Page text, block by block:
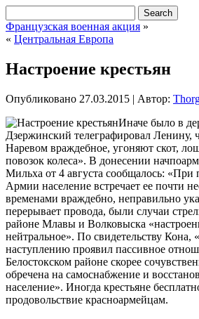
Французская военная акция »
« Центральная Европа
Настроение крестьян
Опубликовано 27.03.2015 | Автор:
Иначе было в
Дзержинский телеграфировал Ленину,
Наревом враждебное, угоняют скот,
повозок колеса». В донесении
Мильха от 4 августа сообщалось:
Армии население встречает ее почти
временами враждебно, неправильно
перерывает провода, были случаи
районе Млавы и Волковыска
нейтральное». По свидетельству Кона,
наступлению проявил пассивное
Белостокском районе скорее
обречена на самоснабжение и
население». Иногда крестьяне
продовольствие красноармейцам.